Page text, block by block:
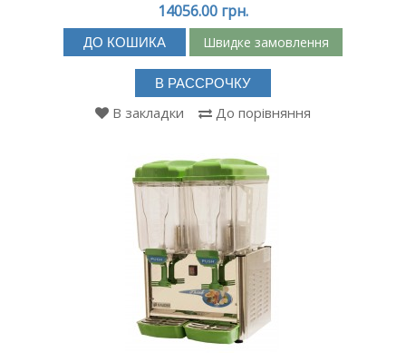
14056.00 грн.
ДО КОШИКА Швидке замовлення
В РАССРОЧКУ
В закладки До порівняння